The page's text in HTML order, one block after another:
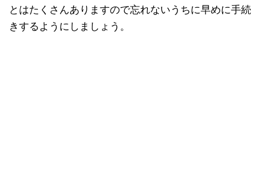
とはたくさんありますので忘れないうちに早めに手続
きするようにしましょう。